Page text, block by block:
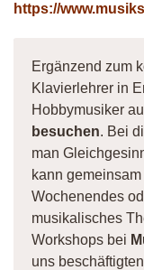
https://
Ergänzend zum
Klavierlehrer in
Hobbymusiker
besuchen. Bei
man
kann
Wochenendes
musikalisches
Workshops bei
uns